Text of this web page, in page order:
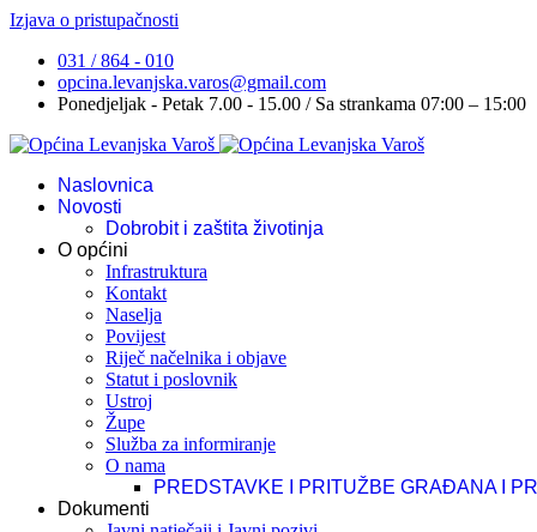
Izjava o pristupačnosti
031 / 864 - 010
opcina.levanjska.varos@gmail.com
Ponedjeljak - Petak 7.00 - 15.00 / Sa strankama 07:00 – 15:00
Naslovnica
Novosti
Dobrobit i zaštita životinja
O općini
Infrastruktura
Kontakt
Naselja
Povijest
Riječ načelnika i objave
Statut i poslovnik
Ustroj
Župe
Služba za informiranje
O nama
PREDSTAVKE I PRITUŽBE GRAĐANA I
Dokumenti